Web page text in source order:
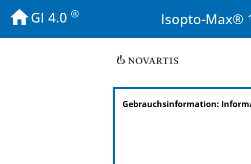
GI 4.0 ® Isopto-Max®
Gebrauchsinformation: